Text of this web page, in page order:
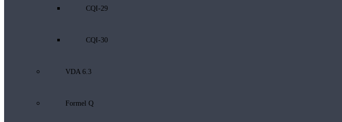
CQI-29
CQI-30
VDA 6.3
Formel Q